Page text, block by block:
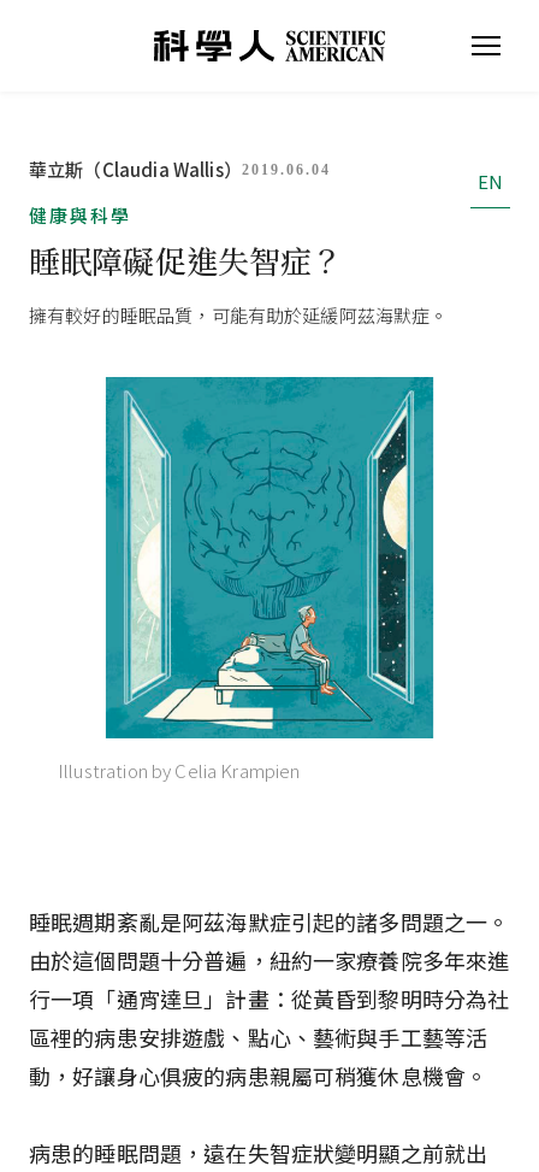
華立斯（Claudia Wallis） 2019.06.04
EN
健康與科學
睡眠障礙促進失智症？
擁有較好的睡眠品質，可能有助於延緩阿茲海默症。
Illustration by Celia Krampien
睡眠週期紊亂是阿茲海默症引起的諸多問題之一。
由於這個問題十分普遍，紐約一家療養院多年來進
行一項「通宵達旦」計畫：從黃昏到黎明時分為社
區裡的病患安排遊戲、點心、藝術與手工藝等活
動，好讓身心俱疲的病患親屬可稍獲休息機會。
病患的睡眠問題，遠在失智症狀變明顯之前就出